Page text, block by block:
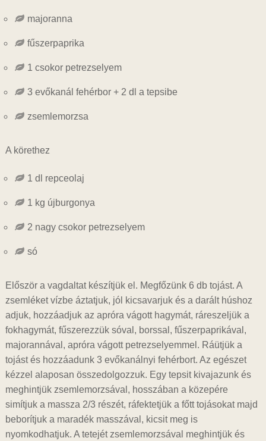
majoranna
fűszerpaprika
1 csokor petrezselyem
3 evőkanál fehérbor + 2 dl a tepsibe
zsemlemorzsa
A körethez
1 dl repceolaj
1 kg újburgonya
2 nagy csokor petrezselyem
só
Először a vagdaltat készítjük el. Megfőzünk 6 db tojást. A
zsemléket vízbe áztatjuk, jól kicsavarjuk és a darált húshoz
adjuk, hozzáadjuk az apróra vágott hagymát, ráreszeljük a
fokhagymát, fűszerezzük sóval, borssal, fűszerpaprikával,
majorannával, apróra vágott petrezselyemmel. Ráütjük a
tojást és hozzáadunk 3 evőkanálnyi fehérbort. Az egészet
kézzel alaposan összedolgozzuk. Egy tepsit kivajazunk és
meghintjük zsemlemorzsával, hosszában a közepére
simítjuk a massza 2/3 részét, ráfektetjük a főtt tojásokat majd
beborítjuk a maradék masszával, kicsit meg is
nyomkodhatjuk. A tetejét zsemlemorzsával meghintjük és